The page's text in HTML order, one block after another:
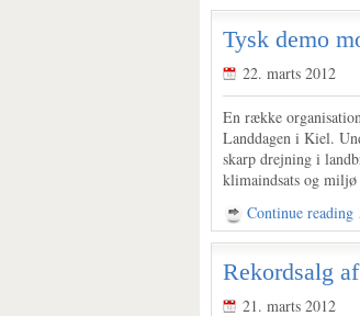
Tysk demo
22. marts 2012
En række
Landdagen i Kiel.
skarp drejning i
klimaindsats og
Continue
Rekordsalg
21. marts 2012